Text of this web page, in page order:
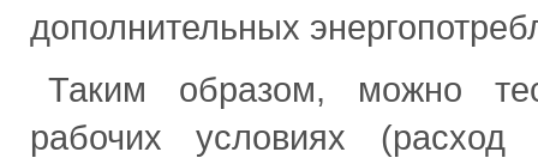
дополнительных
Таким образом, можно
рабочих условиях